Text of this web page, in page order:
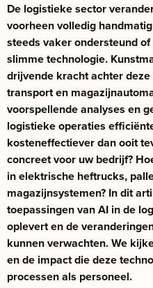
De logistieke sector
voorheen volledig
steeds vaker ondersteund
slimme technologie.
drijvende kracht achter
transport en
voorspellende analyses en
logistieke operaties
kosteneffectiever dan ooit
concreet voor uw bedrijf?
in elektrische heftrucks,
magazijnsystemen? In dit
toepassingen van AI in de
oplevert en de
kunnen verwachten. We
en de impact die deze
processen als personeel.